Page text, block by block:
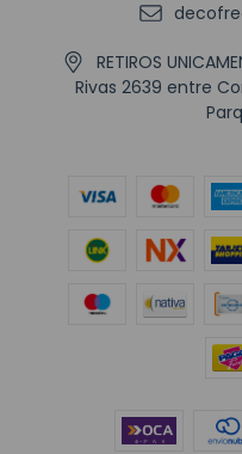
RETIROS
Rivas 2639 entre